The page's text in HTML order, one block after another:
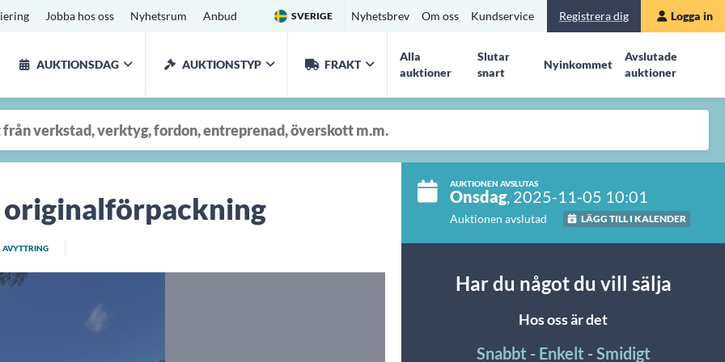
Jobba hos oss Nyhetsrum Anbud SVERIGE Nyhetsbrev Om oss Kundservice Registrera dig Logga in
AUKTIONSDAG AUKTIONSTYP FRAKT
Alla
auktioner
Slutar
snart
Nyinkommet
Avslutade
auktioner
AUKTIONEN AVSLUTAS
Onsdag, 2025-11-05 10:01
Auktionen avslutad LÄGG TILL I KALENDER
Har du något du vill sälja
Hos oss är det
Snabbt - Enkelt - Smidigt
AVYTTRING